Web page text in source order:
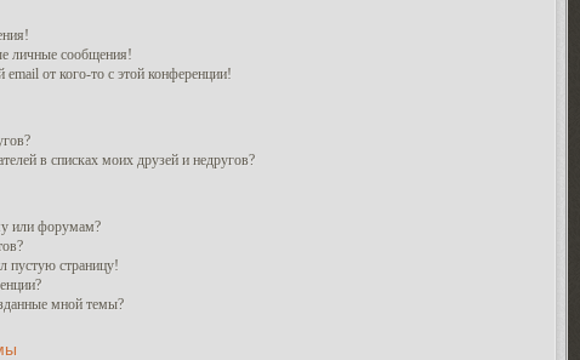
личные сообщения!
от кого-то с этой конференции!
в списках моих друзей и недругов?
или форумам?
пустую страницу!
мной темы?